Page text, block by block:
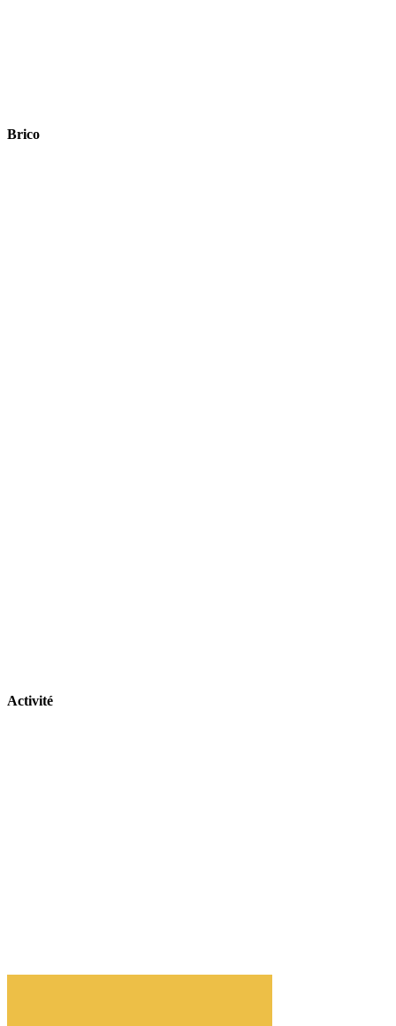
Brico
Activité